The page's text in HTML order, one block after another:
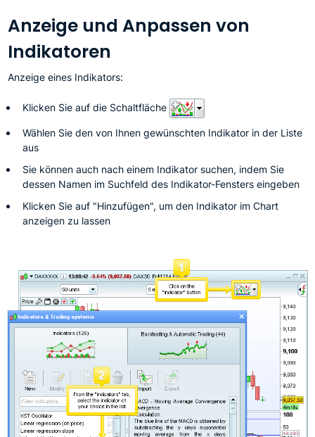
Anzeige und Anpassen von
Indikatoren
Anzeige eines Indikators:
Klicken Sie auf die Schaltfläche
Wählen Sie den von Ihnen gewünschten Indikator in der Liste
aus
Sie können auch nach einem Indikator suchen, indem Sie
dessen Namen im Suchfeld des Indikator-Fensters eingeben
Klicken Sie auf "Hinzufügen", um den Indikator im Chart
anzeigen zu lassen